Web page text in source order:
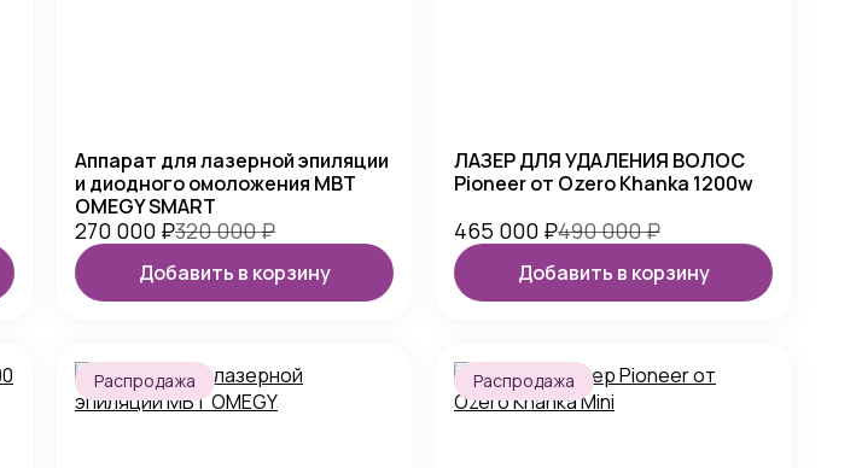
Аппарат для лазерной эпиляции
и диодного омоложения MBT
OMEGY SMART
270 000 ₽320 000₽
Добавить в корзину
ЛАЗЕР ДЛЯ УДАЛЕНИЯ ВОЛОС
Pioneer от Ozero Khanka 1200w
465 000 ₽490 000₽
Добавить в корзину
Распродажа Распродажа